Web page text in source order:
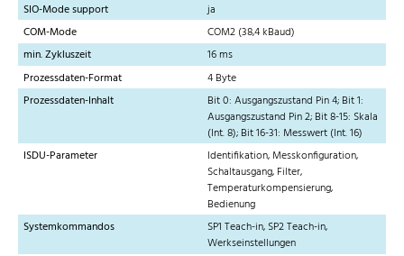
SIO-Mode support
ja
COM-Mode
COM2 (38,4 kBaud)
min. Zykluszeit
16 ms
Prozessdaten-Format
4 Byte
Prozessdaten-Inhalt
Bit 0: Ausgangszustand Pin 4; Bit 1:
Ausgangszustand Pin 2; Bit 8-15: Skala
(Int. 8); Bit 16-31: Messwert (Int. 16)
ISDU-Parameter
Identifikation, Messkonfiguration,
Schaltausgang, Filter,
Temperaturkompensierung,
Bedienung
Systemkommandos
SP1 Teach-in, SP2 Teach-in,
Werkseinstellungen